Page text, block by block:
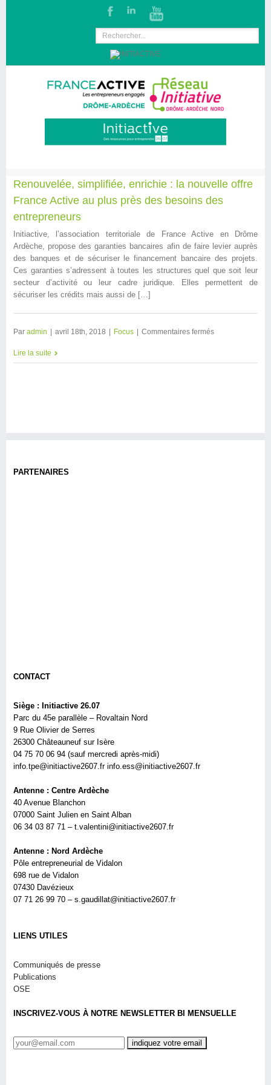
Renouvelée, simplifiée, enrichie : la nouvelle offre
France Active au plus près des besoins des
entrepreneurs
Initiactive, l’association territoriale de France Active en Drôme
Ardèche, propose des garanties bancaires afin de faire levier auprès
des banques et de sécuriser le financement bancaire des projets.
Ces garanties s’adressent à toutes les structures quel que soit leur
secteur d’activité ou leur cadre juridique. Elles permettent de
sécuriser les crédits mais aussi de […]
Par admin avril 18th, 2018 Focus Commentaires fermés
Lire la suite
PARTENAIRES
CONTACT
Siège : Initiactive 26.07
Parc du 45e parallèle – Rovaltain Nord
9 Rue Olivier de Serres
26300 Châteauneuf sur Isère
04 75 70 06 94 (sauf mercredi après-midi)
info.tpe@initiactive2607.fr info.ess@initiactive2607.fr
Antenne : Centre Ardèche
40 Avenue Blanchon
07000 Saint Julien en Saint Alban
06 34 03 87 71 – t.valentini@initiactive2607.fr
Antenne : Nord Ardèche
Pôle entrepreneurial de Vidalon
698 rue de Vidalon
07430 Davézieux
07 71 26 99 70 – s.gaudillat@initiactive2607.fr
LIENS UTILES
Communiqués de presse
Publications
OSE
INSCRIVEZ-VOUS À NOTRE NEWSLETTER BI MENSUELLE